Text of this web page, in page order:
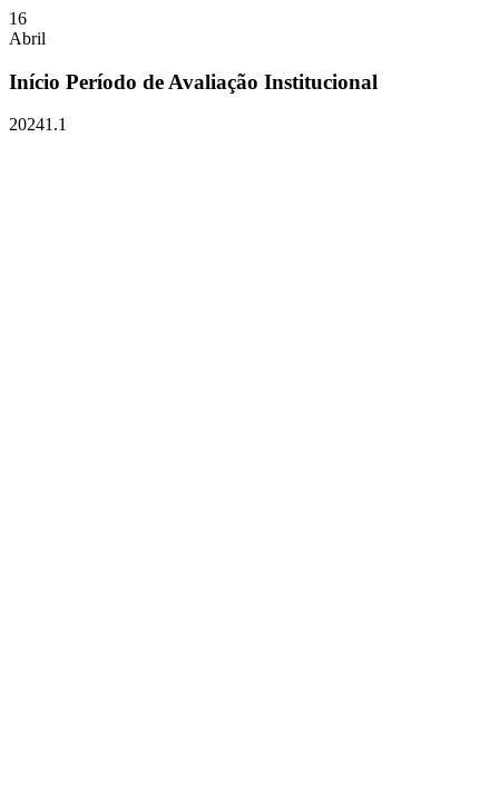
16
Abril
Início Período de Avaliação Institucional
20241.1